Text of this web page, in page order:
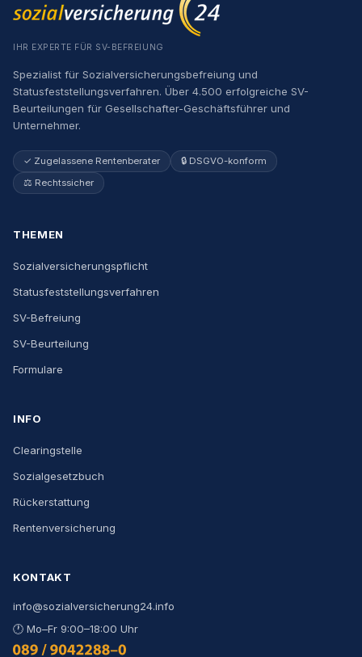
IHR EXPERTE FÜR SV-BEFREIUNG
Spezialist für Sozialversicherungsbefreiung und
Statusfeststellungsverfahren. Über 4.500 erfolgreiche SV-
Beurteilungen für Gesellschafter-Geschäftsführer und
Unternehmer.
✓ Zugelassene Rentenberater
🔒 DSGVO-konform
⚖️ Rechtssicher
THEMEN
Sozialversicherungspflicht
Statusfeststellungsverfahren
SV-Befreiung
SV-Beurteilung
Formulare
INFO
Clearingstelle
Sozialgesetzbuch
Rückerstattung
Rentenversicherung
KONTAKT
info@sozialversicherung24.info
🕐 Mo–Fr 9:00–18:00 Uhr